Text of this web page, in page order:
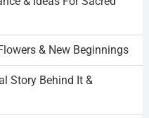
& New Beginnings
Story Behind It &